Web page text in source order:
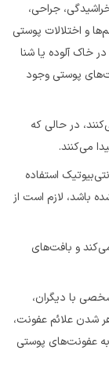
جراحی،
و اختلالات پوستی
خاک آلوده یا شنا
پوستی وجود
در حالی که
می‌کنند.
استفاده
باشد، لازم است از
و بافت‌های
با دیگران،
شدن علائم عفونت،
به عفونت‌های پوستی